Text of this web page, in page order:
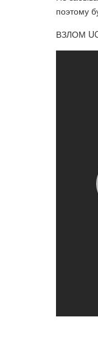
поэтому
ВЗЛОМ